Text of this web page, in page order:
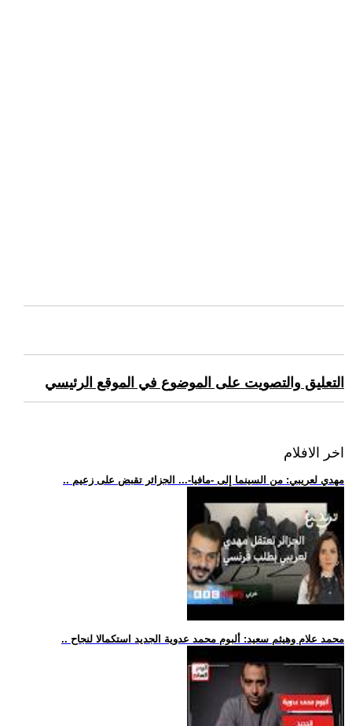
التعليق والتصويت على الموضوع في الموقع الرئيسي
اخر الافلام
.. مهدي لعريبي: من السينما إلى -مافيا-... الجزائر تقبض على زعيم
.. محمد علام وهيثم سعيد: ألبوم محمد عدوية الجديد استكمالا لنجاح